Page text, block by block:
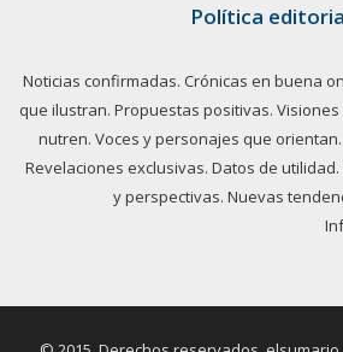
Política
Noticias confirmadas. Crónicas en buena
que ilustran. Propuestas positivas.
nutren. Voces y personajes que
Revelaciones exclusivas. Datos de
y perspectivas. Nuevas